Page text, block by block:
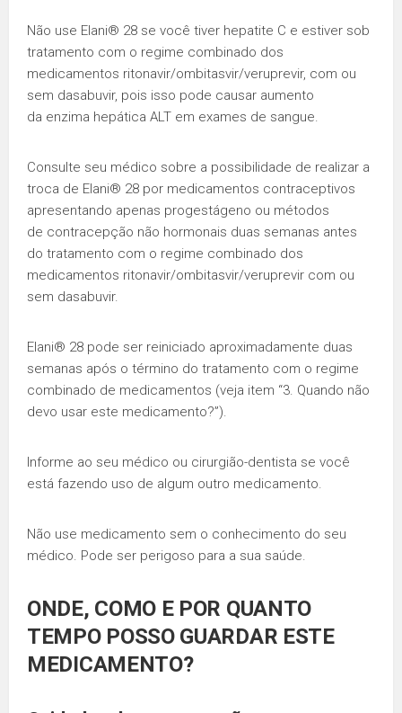
Não use Elani® 28 se você tiver hepatite C e estiver sob
tratamento com o regime combinado dos
medicamentos ritonavir/ombitasvir/veruprevir, com ou
sem dasabuvir, pois isso pode causar aumento
da enzima hepática ALT em exames de sangue.
Consulte seu médico sobre a possibilidade de realizar a
troca de Elani® 28 por medicamentos contraceptivos
apresentando apenas progestágeno ou métodos
de contracepção não hormonais duas semanas antes
do tratamento com o regime combinado dos
medicamentos ritonavir/ombitasvir/veruprevir com ou
sem dasabuvir.
Elani® 28 pode ser reiniciado aproximadamente duas
semanas após o término do tratamento com o regime
combinado de medicamentos (veja item “3. Quando não
devo usar este medicamento?”).
Informe ao seu médico ou cirurgião-dentista se você
está fazendo uso de algum outro medicamento.
Não use medicamento sem o conhecimento do seu
médico. Pode ser perigoso para a sua saúde.
ONDE, COMO E POR QUANTO
TEMPO POSSO GUARDAR ESTE
MEDICAMENTO?